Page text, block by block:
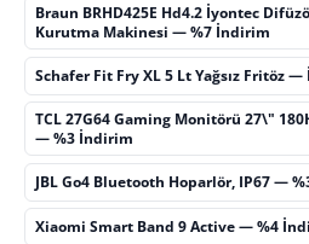
Braun BRHD425E Hd4.2 İyontec
Kurutma Makinesi — %7 İndirim
Schafer Fit Fry XL 5 Lt Yağsız Fritöz
TCL 27G64 Gaming Monitörü 27\"
— %3 İndirim
JBL Go4 Bluetooth Hoparlör, IP67 —
Xiaomi Smart Band 9 Active — %4